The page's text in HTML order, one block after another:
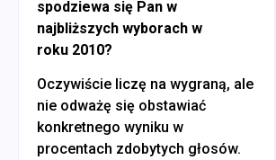
spodziewa się Pan w
najbliższych wyborach w
roku 2010?
Oczywiście liczę na wygraną, ale
nie odważę się obstawiać
konkretnego wyniku w
procentach zdobytych głosów.